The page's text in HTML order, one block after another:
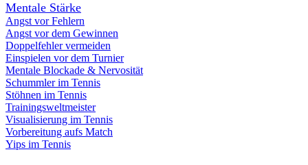
Mentale Stärke
Angst vor Fehlern
Angst vor dem Gewinnen
Doppelfehler vermeiden
Einspielen vor dem Turnier
Mentale Blockade & Nervosität
Schummler im Tennis
Stöhnen im Tennis
Trainingsweltmeister
Visualisierung im Tennis
Vorbereitung aufs Match
Yips im Tennis